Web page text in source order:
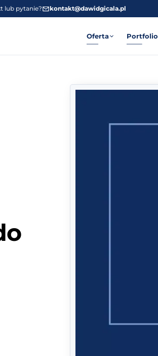
lub pytanie? kontakt@dawidgicala.pl
Oferta Portfolio